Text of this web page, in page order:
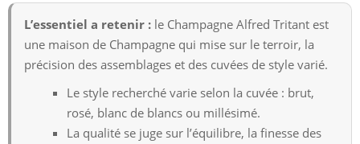
L’essentiel a retenir : le Champagne Alfred Tritant est
une maison de Champagne qui mise sur le terroir, la
précision des assemblages et des cuvées de style varié.
Le style recherché varie selon la cuvée : brut,
rosé, blanc de blancs ou millésimé.
La qualité se juge sur l’équilibre, la finesse des